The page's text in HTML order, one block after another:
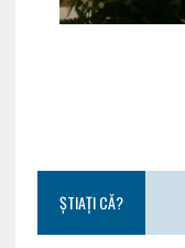
ȘTIAȚI CĂ?